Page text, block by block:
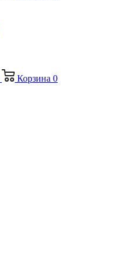
Корзина 0